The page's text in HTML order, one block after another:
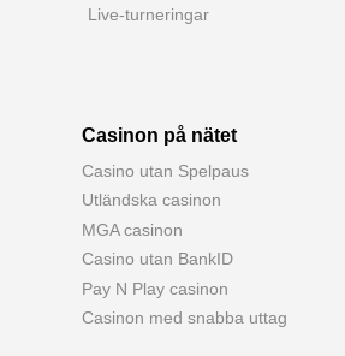
Live-turneringar
Casinon på nätet
Casino utan Spelpaus
Utländska casinon
MGA casinon
Casino utan BankID
Pay N Play casinon
Casinon med snabba uttag